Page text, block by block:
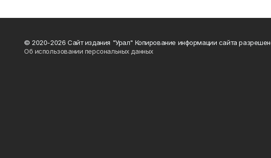
© 2020-2026 Сайт издания "Урал" Копирование информации сайта
Об использовании персональных данных